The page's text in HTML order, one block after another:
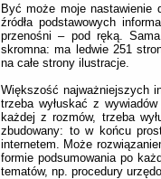
Być może moje nastawienie
źródła podstawowych
przenośni – pod ręką.
skromna: ma ledwie 251
na całe strony ilustracje.
Większość najważniejszych
trzeba wyłuskać z
każdej z rozmów, trzeba
zbudowany: to w końcu
internetem. Może
formie podsumowania po
tematów, np. procedury